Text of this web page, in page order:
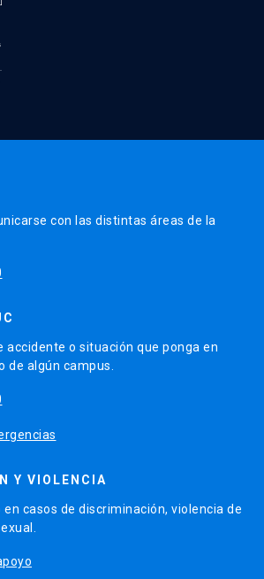
con las distintas áreas de la
accidente o situación que ponga en
de algún campus.
Y VIOLENCIA
casos de discriminación, violencia de